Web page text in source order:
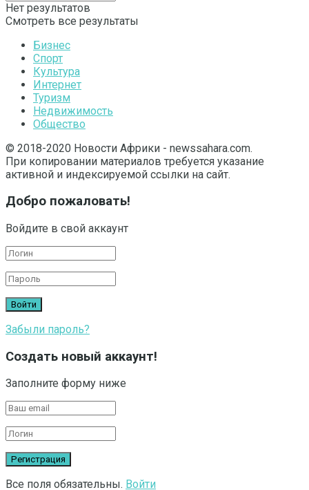
Нет результатов
Смотреть все результаты
Бизнес
Спорт
Культура
Интернет
Туризм
Недвижимость
Общество
© 2018-2020 Новости Африки - newssahara.com.
При копировании материалов требуется указание
активной и индексируемой ссылки на сайт.
Добро пожаловать!
Войдите в свой аккаунт
Забыли пароль?
Создать новый аккаунт!
Заполните форму ниже
Все поля обязательны. Войти